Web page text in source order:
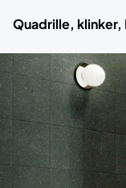
Quadrille,